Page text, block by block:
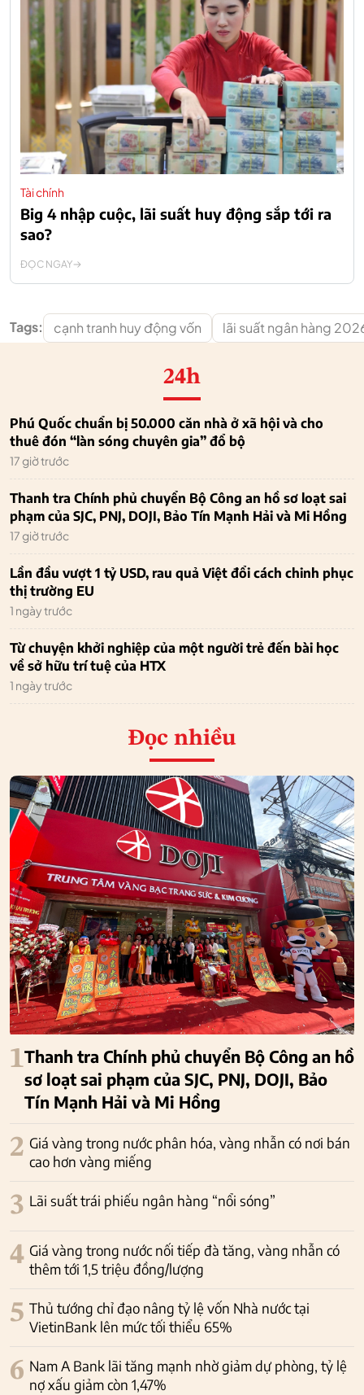
Tài chính
Big 4 nhập cuộc, lãi suất huy động sắp tới ra
sao?
ĐỌC NGAY
Tags: cạnh tranh huy động vốn lãi suất ngân hàng
24h
Phú Quốc chuẩn bị 50.000 căn nhà ở xã hội và cho
thuê đón “làn sóng chuyên gia” đổ bộ
17 giờ trước
Thanh tra Chính phủ chuyển Bộ Công an hồ sơ loạt sai
phạm của SJC, PNJ, DOJI, Bảo Tín Mạnh Hải và Mi Hồng
17 giờ trước
Lần đầu vượt 1 tỷ USD, rau quả Việt đổi cách chinh phục
thị trường EU
1 ngày trước
Từ chuyện khởi nghiệp của một người trẻ đến bài học
về sở hữu trí tuệ của HTX
1 ngày trước
Đọc nhiều
1Thanh tra Chính phủ chuyển Bộ Công an hồ
sơ loạt sai phạm của SJC, PNJ, DOJI, Bảo
Tín Mạnh Hải và Mi Hồng
2 Giá vàng trong nước phân hóa, vàng nhẫn có nơi bán
cao hơn vàng miếng
3 Lãi suất trái phiếu ngân hàng “nổi sóng”
4 Giá vàng trong nước nối tiếp đà tăng, vàng nhẫn có
thêm tới 1,5 triệu đồng/lượng
5 Thủ tướng chỉ đạo nâng tỷ lệ vốn Nhà nước tại
VietinBank lên mức tối thiểu 65%
6 Nam A Bank lãi tăng mạnh nhờ giảm dự phòng, tỷ lệ
nợ xấu giảm còn 1,47%